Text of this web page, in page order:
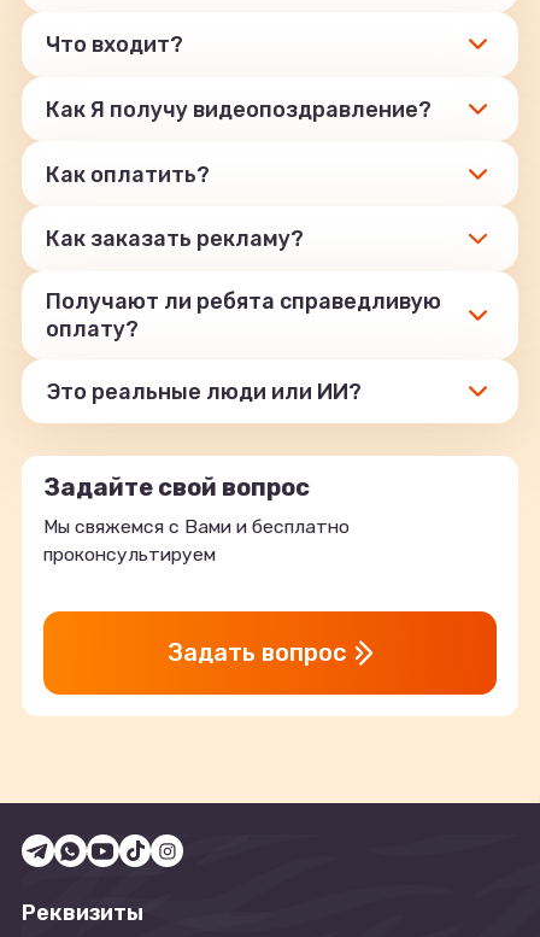
Что входит?
Как Я получу видеопоздравление?
Как оплатить?
Как заказать рекламу?
Получают ли ребята справедливую
оплату?
Это реальные люди или ИИ?
Задайте свой вопрос
Мы свяжемся с Вами и бесплатно
проконсультируем
Задать вопрос
Реквизиты